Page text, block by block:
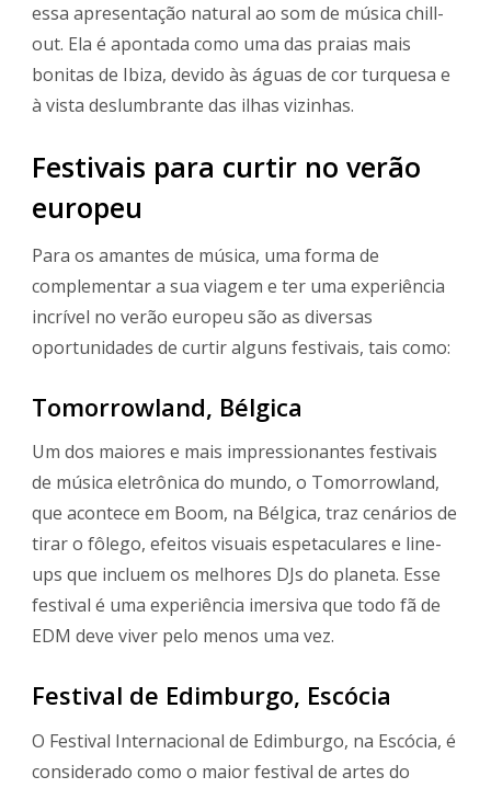
essa apresentação natural ao som de música chill-
out. Ela é apontada como uma das praias mais
bonitas de Ibiza, devido às águas de cor turquesa e
à vista deslumbrante das ilhas vizinhas.
Festivais para curtir no verão
europeu
Para os amantes de música, uma forma de
complementar a sua viagem e ter uma experiência
incrível no verão europeu são as diversas
oportunidades de curtir alguns festivais, tais como:
Tomorrowland, Bélgica
Um dos maiores e mais impressionantes festivais
de música eletrônica do mundo, o Tomorrowland,
que acontece em Boom, na Bélgica, traz cenários de
tirar o fôlego, efeitos visuais espetaculares e line-
ups que incluem os melhores DJs do planeta. Esse
festival é uma experiência imersiva que todo fã de
EDM deve viver pelo menos uma vez.
Festival de Edimburgo, Escócia
O Festival Internacional de Edimburgo, na Escócia, é
considerado como o maior festival de artes do